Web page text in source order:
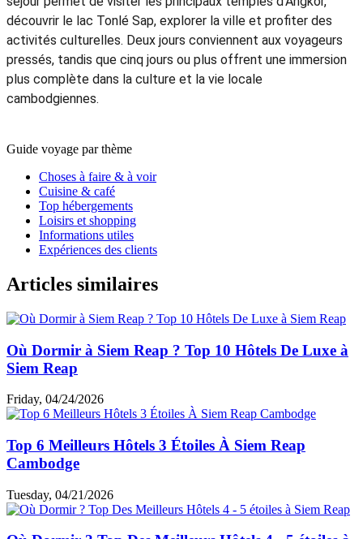
découvrir le lac Tonlé Sap, explorer la ville et profiter des
activités culturelles. Deux jours conviennent aux voyageurs
pressés, tandis que cinq jours ou plus offrent une immersion
plus complète dans la culture et la vie locale
cambodgiennes.
Guide voyage par thème
Choses à faire & à voir
Cuisine & café
Top hébergements
Loisirs et shopping
Informations utiles
Expériences des clients
Articles similaires
Où Dormir à Siem Reap ? Top 10 Hôtels De Luxe à
Siem Reap
Friday, 04/24/2026
Top 6 Meilleurs Hôtels 3 Étoiles À Siem Reap
Cambodge
Tuesday, 04/21/2026